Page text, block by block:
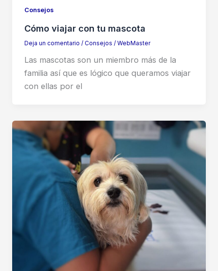
Consejos
Cómo viajar con tu mascota
Deja un comentario / Consejos / WebMaster
Las mascotas son un miembro más de la
familia así que es lógico que queramos viajar
con ellas por el